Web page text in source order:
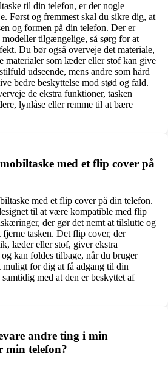
til din telefon, er der nogle
Først og fremmest skal du sikre dig, at
og formen på din telefon. Der er
tilgængelige, så sørg for at
Du bør også overveje det materiale,
materialer som læder eller stof kan give
udseende, mens andre som hård
bedre beskyttelse mod stød og fald.
de ekstra funktioner, tasken
lynlåse eller remme til at bære
med et flip cover på
med et flip cover på din telefon.
til at være kompatible med flip
der gør det nemt at tilslutte og
fjerne tasken. Det flip cover, der
læder eller stof, giver ekstra
kan foldes tilbage, når du bruger
muligt for dig at få adgang til din
med at den er beskyttet af
andre ting i min
min telefon?